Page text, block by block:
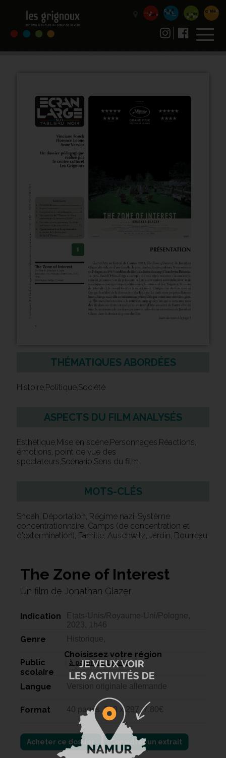
THÉMATIQUES ABORDÉES
Histoire,Politique,Société
ASPECTS DU FILM ANALYSÉS
Esthétique,Mise en scène,Personnages,Réactions,
émotions, point de vue des
spectateurs,Scénario,Sens du film
MOTS-CLÉS
Shoah, Déportation, Régime nazi, Système
concentrationnaire, Camps (de concentration et
d'extermination), Famille, Auschwitz, Jardin, Bourreau
The Zone of Interest
Un film de Jonathan Glazer
Indication
Etats-Unis/Royaume-Uni/Pologne,
2023, 1h46
Genre Historique,
Public
scolaire
à partir de 15 ans
Langue Version originale allemande
Format 40 pages, 210 x 297, 7.80€
Acheter ce dossier Consulter un extrait
Choisissez votre région